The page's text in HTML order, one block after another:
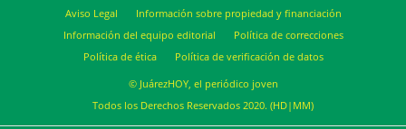
Aviso Legal
Información sobre propiedad y financiación
Información del equipo editorial
Política de correcciones
Política de ética
Política de verificación de datos
© JuárezHOY, el periódico joven
Todos los Derechos Reservados 2020. (HD|MM)